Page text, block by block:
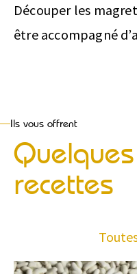
Découper les
être accompagné
Ils vous offrent
recettes